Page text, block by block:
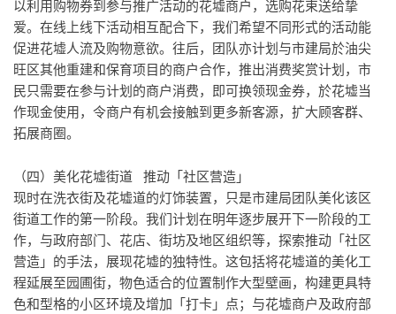
以利用购物券到参与推广活动的花墟商户，选购花束送给挚
爱。在线上线下活动相互配合下，我们希望不同形式的活动能
促进花墟人流及购物意欲。往后，团队亦计划与市建局於油尖
旺区其他重建和保育项目的商户合作，推出消费奖赏计划，市
民只需要在参与计划的商户消费，即可换领现金券，於花墟当
作现金使用，令商户有机会接触到更多新客源，扩大顾客群、
拓展商圈。
（四）美化花墟街道 推动「社区营造」
现时在洗衣街及花墟道的灯饰装置，只是市建局团队美化该区
街道工作的第一阶段。我们计划在明年逐步展开下一阶段的工
作，与政府部门、花店、街坊及地区组织等，探索推动「社区
营造」的手法，展现花墟的独特性。这包括将花墟道的美化工
程延展至园圃街，物色适合的位置制作大型壁画，构建更具特
色和型格的小区环境及增加「打卡」点；与花墟商户及政府部